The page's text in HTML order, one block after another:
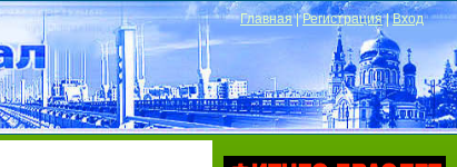
Главная|Регистрация|Вход